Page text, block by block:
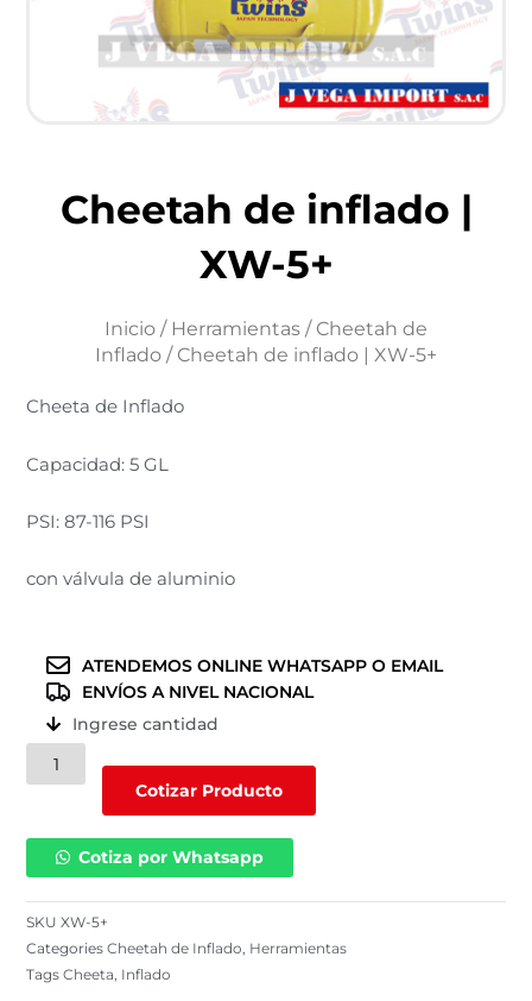
Cheetah de inflado |
XW-5+
Inicio / Herramientas / Cheetah de
Inflado / Cheetah de inflado | XW-5+
Cheeta de Inflado
Capacidad: 5 GL
PSI: 87-116 PSI
con válvula de aluminio
ATENDEMOS ONLINE WHATSAPP O EMAIL
ENVÍOS A NIVEL NACIONAL
Ingrese cantidad
Cheetah
de
|
XW-
cantidad
Cotizar Producto
Cotiza por Whatsapp
SKUXW-5+
Categories Cheetah de Inflado, Herramientas
Tags Cheeta, Inflado